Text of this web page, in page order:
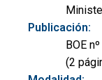
Publicación:
BOE
(2